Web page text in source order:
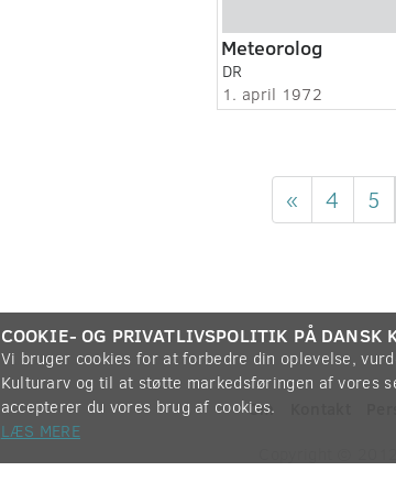
Meteorolog
DR
1. april 1972
« 4 5
Om
COOKIE- OG PRIVATLIVSPOLITIK PÅ DANSK
Vi bruger cookies for at forbedre din oplevelse,
Kulturarv og til at støtte markedsføringen af vores
accepterer du vores brug af cookies.
LÆS MERE